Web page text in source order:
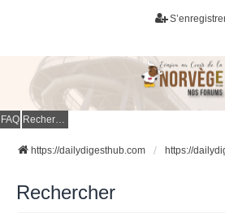
FAQ Rechercher
https://dailydigesthub.com
Rechercher